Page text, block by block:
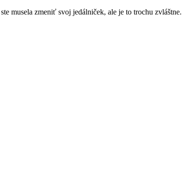
musela zmeniť svoj jedálniček, ale je to trochu zvláštne.